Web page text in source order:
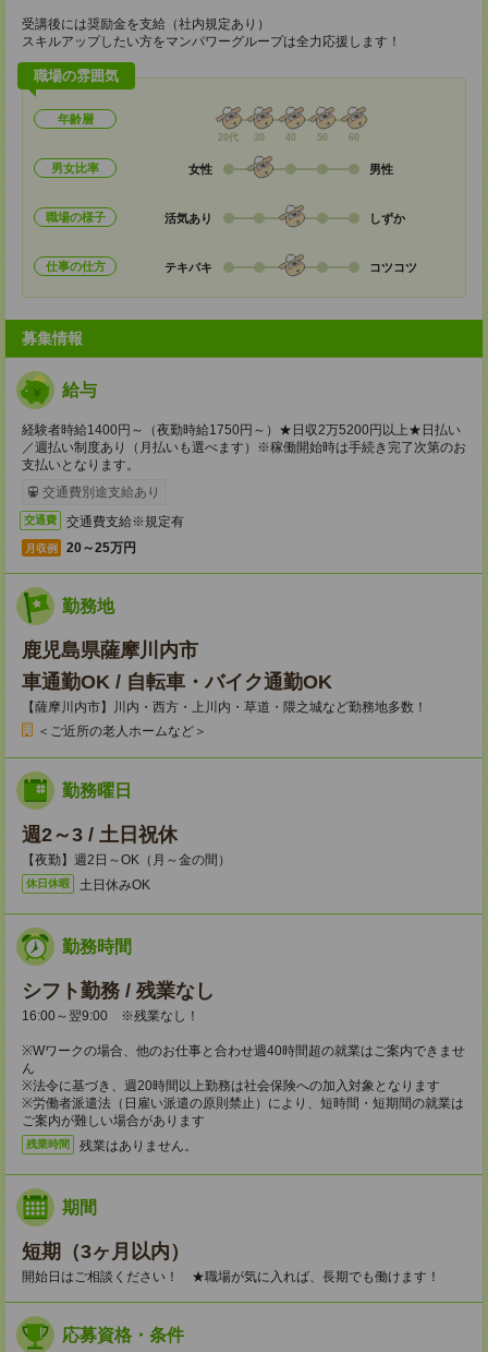
受講後には奨励金を支給（社内規定あり）
スキルアップしたい方をマンパワーグループは全力応援します！
職場の雰囲気
年齢層
20代 30 40 50 60
男女比率 女性 男性
職場の様子 活気あり しずか
仕事の仕方 テキパキ コツコツ
募集情報
給与
経験者時給1400円～（夜勤時給1750円～）★日収2万5200円以上★日払い
／週払い制度あり（月払いも選べます）※稼働開始時は手続き完了次第のお
支払いとなります。
交通費別途支給あり
交通費 交通費支給※規定有
月収例 20～25万円
勤務地
鹿児島県薩摩川内市
車通勤OK / 自転車・バイク通勤OK
【薩摩川内市】川内・西方・上川内・草道・隈之城など勤務地多数！
＜ご近所の老人ホームなど＞
勤務曜日
週2～3 / 土日祝休
【夜勤】週2日～OK（月～金の間）
休日休暇 土日休みOK
勤務時間
シフト勤務 / 残業なし
16:00～翌9:00 ※残業なし！
※Wワークの場合、他のお仕事と合わせ週40時間超の就業はご案内できませ
ん
※法令に基づき、週20時間以上勤務は社会保険への加入対象となります
※労働者派遣法（日雇い派遣の原則禁止）により、短時間・短期間の就業は
ご案内が難しい場合があります
残業時間 残業はありません。
期間
短期（3ヶ月以内）
開始日はご相談ください！ ★職場が気に入れば、長期でも働けます！
応募資格・条件